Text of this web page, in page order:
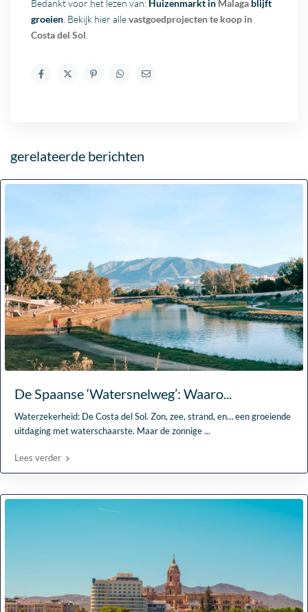
Bedankt voor het lezen van: Huizenmarkt in Malaga blijft
groeien . Bekijk hier allevastgoedprojecten te koop in
Costa del Sol
gerelateerde berichten
De Spaanse ‘Watersnelweg’: Waaro...
Waterzekerheid: De Costa del Sol. Zon, zee, strand, en… een groeiende
uitdaging met waterschaarste. Maar de zonnige...
Lees verder